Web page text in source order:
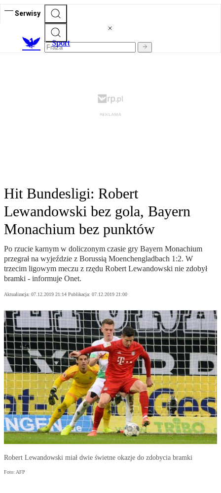
Serwisy
Sport
Hit Bundesligi: Robert
Lewandowski bez gola, Bayern
Monachium bez punktów
Po rzucie karnym w doliczonym czasie gry Bayern Monachium
przegrał na wyjeździe z Borussią Moenchengladbach 1:2. W
trzecim ligowym meczu z rzędu Robert Lewandowski nie zdobył
bramki - informuje Onet.
Aktualizacja: 07.12.2019 21:14 Publikacja: 07.12.2019 21:00
Robert Lewandowski miał dwie świetne okazje do zdobycia bramki
Foto: AFP